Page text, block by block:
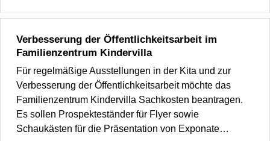
Verbesserung der Öffentlichkeitsarbeit im
Familienzentrum Kindervilla
Für regelmäßige Ausstellungen in der Kita und zur
Verbesserung der Öffentlichkeitsarbeit möchte das
Familienzentrum Kindervilla Sachkosten beantragen.
Es sollen Prospekteständer für Flyer sowie
Schaukästen für die Präsentation von Exponate…